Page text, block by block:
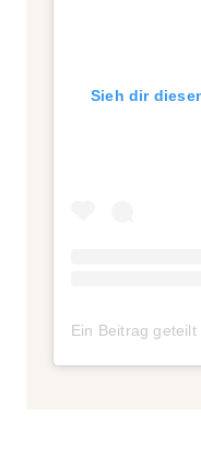
Sieh dir